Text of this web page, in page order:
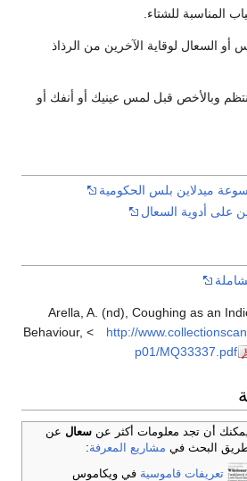
أو السعال لوقاية الآخرين من الرذاذ
وبالأخص قبل لمس عينيك أو أنفك أو
ميدلاين بلس الحكومية
على أدوية السعال
↑ Arella, A. (nd), Coughing as an
Behaviour, <
http://
p01/MQ33337.pdf
أن تجد معلومات أكثر عنسعال عن
البحث في مشاريع المعرفة:
تعريفات قاموسية في ويكاموس